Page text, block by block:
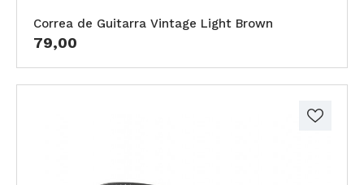
Correa de Guitarra Vintage Light Brown
79,00